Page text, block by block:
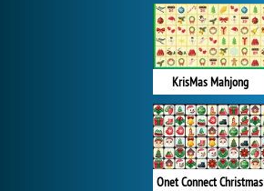
KrisMas Mahjong
Onet Connect Christmas